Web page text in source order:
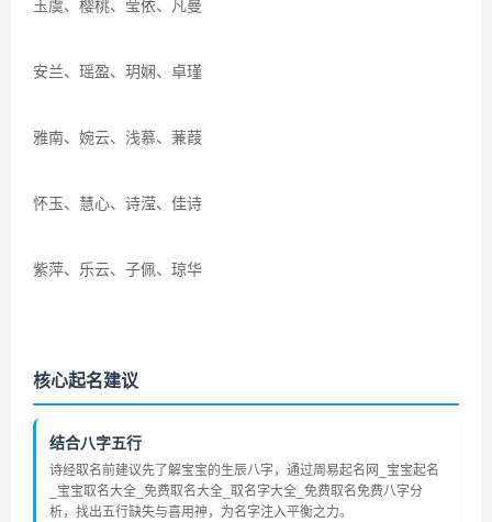
玉虞、樱桃、莹依、凡曼
安兰、瑶盈、玥娴、卓瑾
雅南、婉云、浅慕、蒹葭
怀玉、慧心、诗滢、佳诗
紫萍、乐云、子佩、琼华
核心起名建议
结合八字五行
诗经取名前建议先了解宝宝的生辰八字，通过周易起名网_宝宝起名
_宝宝取名大全_免费取名大全_取名字大全_免费取名免费八字分
析，找出五行缺失与喜用神，为名字注入平衡之力。